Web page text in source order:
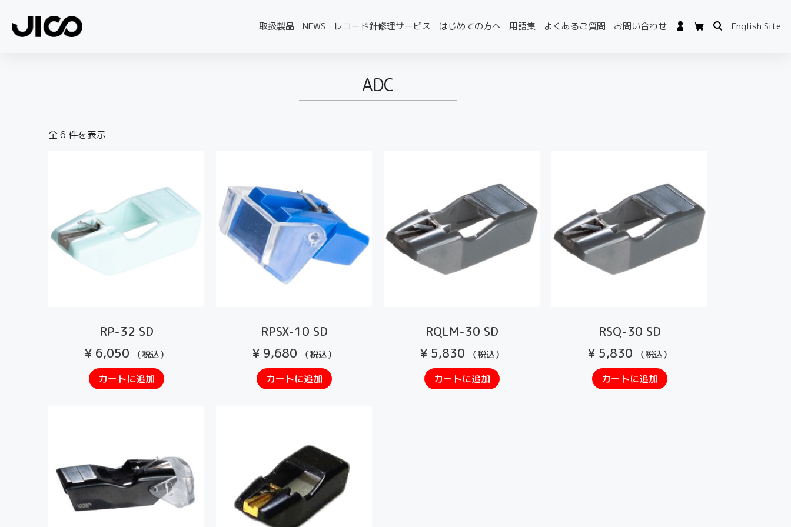
取扱製品 NEWS レコード針修理サービス はじめての方へ 用語集 よくあるご質問 お問い合わせ English Site
ADC
全 6 件を表示
RP-32 SD
¥6,050 （税込）
カートに追加
RPSX-10 SD
¥9,680 （税込）
カートに追加
RQLM-30 SD
¥5,830 （税込）
カートに追加
RSQ-30 SD
¥5,830 （税込）
カートに追加